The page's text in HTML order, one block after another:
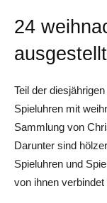
24
ausgestellt
Teil der
Spieluhren mit
Sammlung von
Darunter sind
Spieluhren und
von ihnen